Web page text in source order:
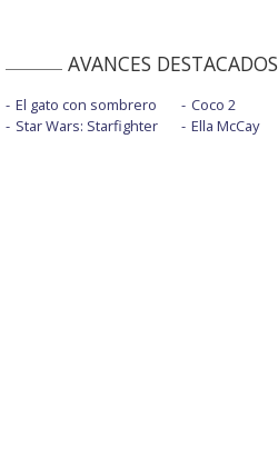
AVANCES DESTACADOS
El gato con sombrero
Star Wars: Starfighter
Coco 2
Ella McCay